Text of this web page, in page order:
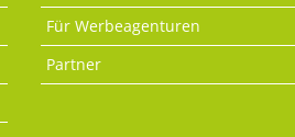
Für Werbeagenturen
Partner